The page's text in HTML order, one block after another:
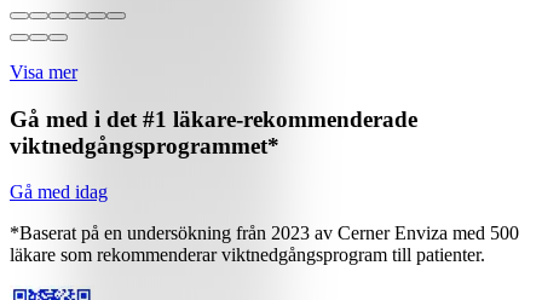
Visa mer
Gå med i det #1 läkare-rekommenderade
viktnedgångsprogrammet*
Gå med idag
*Baserat på en undersökning från 2023 av Cerner Enviza med 500
läkare som rekommenderar viktnedgångsprogram till patienter.